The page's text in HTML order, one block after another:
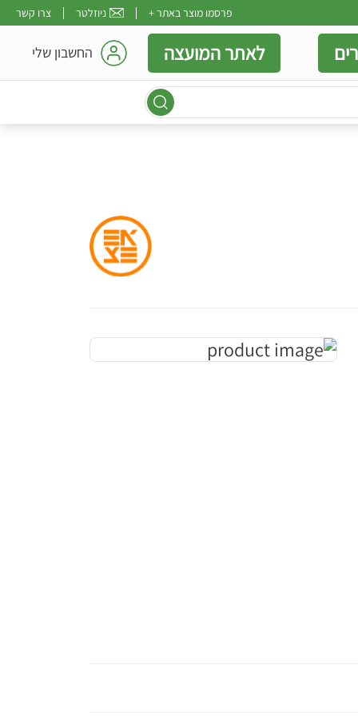
פרסמו מוצר באתר + ניוזלטר צרו קשר
לאתר המועצה החשבון שלי